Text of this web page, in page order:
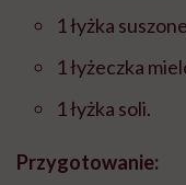
1 łyżka
1 łyżeczka
1 łyżka soli.
Przygotowanie: